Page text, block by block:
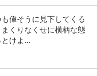
ーカー＞半導体 ※会員属性な
提供：ビズリーチ
～年休125日／土日祝休
偉そうに見下してくる
くりなくせに横柄な態
けよ...